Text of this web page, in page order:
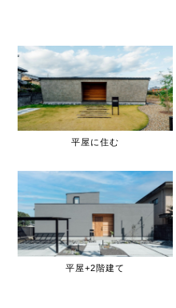
平屋に住む
平屋+2階建て